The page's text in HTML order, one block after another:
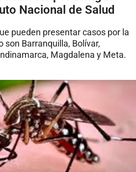
Nacional de Salud
pueden presentar casos por la
son Barranquilla, Bolívar,
Magdalena y Meta.